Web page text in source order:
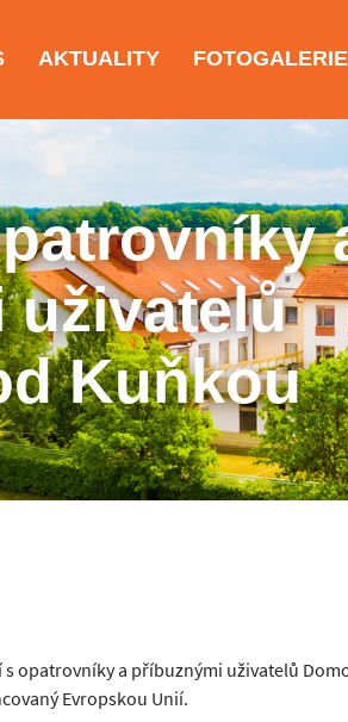
AKTUALITY FOTOGALERIE
uživatelů
Kuňkou
opatrovníky a příbuznými uživatelů
Evropskou Unií.